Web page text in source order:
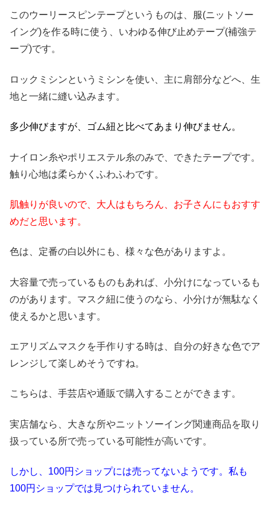
このウーリースピンテープというものは、服(ニットソー
イング)を作る時に使う、いわゆる伸び止めテープ(補強テ
ープ)です。
ロックミシンというミシンを使い、主に肩部分などへ、生
地と一緒に縫い込みます。
多少伸びますが、ゴム紐と比べてあまり伸びません。
ナイロン糸やポリエステル糸のみで、できたテープです。
触り心地は柔らかくふわふわです。
肌触りが良いので、大人はもちろん、お子さんにもおすす
めだと思います。
色は、定番の白以外にも、様々な色がありますよ。
大容量で売っているものもあれば、小分けになっているも
のがあります。マスク紐に使うのなら、小分けが無駄なく
使えるかと思います。
エアリズムマスクを手作りする時は、自分の好きな色でア
レンジして楽しめそうですね。
こちらは、手芸店や通販で購入することができます。
実店舗なら、 大きな所やニットソーイング関連商品を取り
扱っている所で売っている可能性が高いです。
しかし、100円ショップには売ってないようです。私も
100円ショップでは見つけられていません。